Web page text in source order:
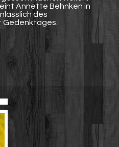
Annette Behnken in
des